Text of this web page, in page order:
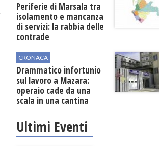
Periferie di Marsala tra
isolamento e mancanza
di servizi: la rabbia delle
contrade
CRONACA
Drammatico infortunio
sul lavoro a Mazara:
operaio cade da una
scala in una cantina
Ultimi Eventi